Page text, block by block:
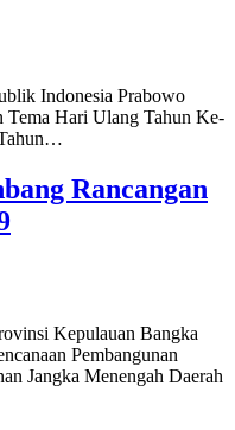
Indonesia Prabowo
Tema Hari Ulang Tahun Ke-
Rancangan
Kepulauan Bangka
Pembangunan
Jangka Menengah Daerah